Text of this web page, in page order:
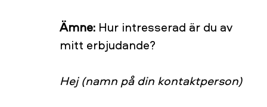
Ämne: Hur intresserad är du av
mitt erbjudande?
Hej (namn på din kontaktperson)